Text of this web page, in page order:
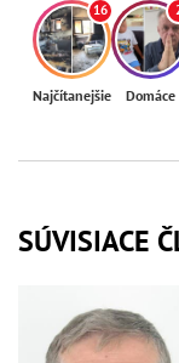
16
Najčítanejšie Domáce
SÚVISIACE